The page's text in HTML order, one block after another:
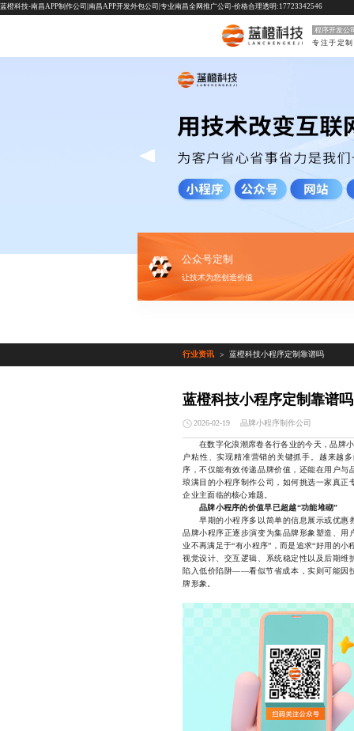
蓝橙科技-南昌APP制作公司|南昌APP开发外包公司|专业南昌全网推广公司-价格合理透明:17723342546
程序开发公
公众号定制
让技术为您创造价值
行业资讯 > 蓝橙科技小程序定制靠谱吗
蓝橙科技小程序定制靠谱吗
2026-02-19 品牌小程序制作公司
在数字化浪潮席卷各行各业的今天，品牌小
户粘性、实现精准营销的关键抓手。越来越
序，不仅能有效传递品牌价值，还能在用户
琅满目的小程序制作公司，如何挑选一家真
企业主面临的核心难题。
品牌小程序的价值早已超越“功能堆砌”
早期的小程序多以简单的信息展示或优惠
品牌小程序正逐步演变为集品牌形象塑造、
业不再满足于“有小程序”，而是追求“好用的
视觉设计、交互逻辑、系统稳定性以及后期
陷入低价陷阱——看似节省成本，实则可能因
牌形象。